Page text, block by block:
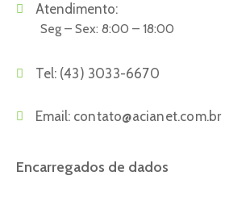
Atendimento:
Seg – Sex: 8:00 – 18:00
Tel: (43) 3033-6670
Email: contato@acianet.com.br
Encarregados de dados